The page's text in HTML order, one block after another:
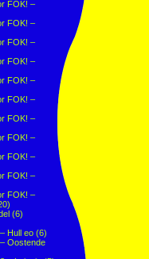
FOK! –
FOK! –
FOK! –
FOK! –
FOK! –
FOK! –
FOK! –
FOK! –
FOK! –
FOK! –
FOK! –
(6)
Hull eo (6)
Oostende